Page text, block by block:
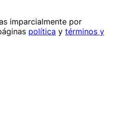
imparcialmente por
política y términos y